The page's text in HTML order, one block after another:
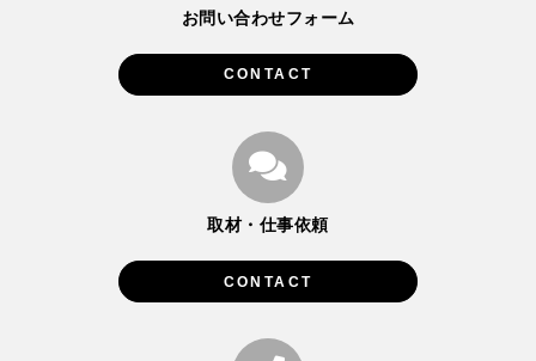
お問い合わせフォーム
CONTACT
取材・仕事依頼
CONTACT